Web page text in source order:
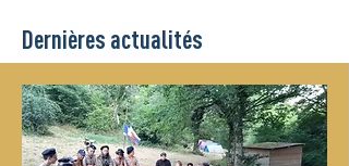
Dernières actualités